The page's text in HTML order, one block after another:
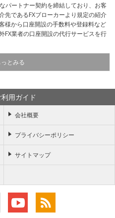
パートナー契約を締結しており、お客
先であるFXブローカーより規定の紹介
様から口座開設の手数料や登録料など
FX業者の口座開設の代行サービスを行
っとみる
用ガイド
会社概要
プライバシーポリシー
サイトマップ